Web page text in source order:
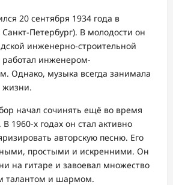
20 сентября 1934 года в
Петербург). В молодости он
инженерно-строительной
инженером-
Однако, музыка всегда занимала
жизни.
начал сочинять ещё во время
1960-х годах он стал активно
авторскую песню. Его
простыми и искренними. Он
на гитаре и завоевал множество
талантом и шармом.